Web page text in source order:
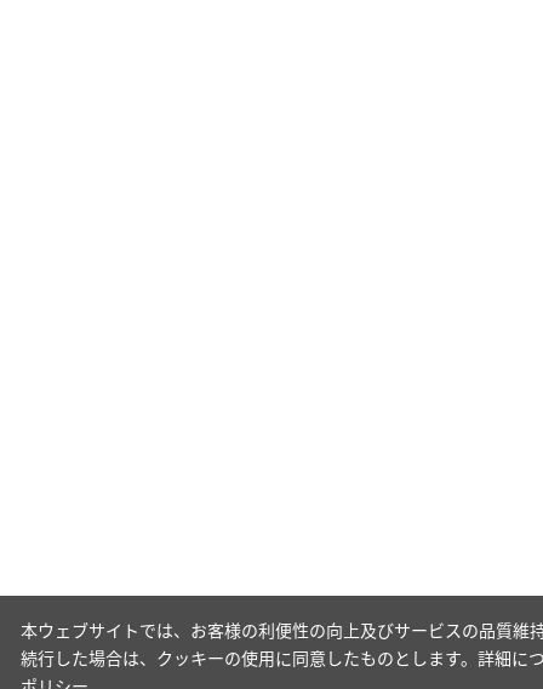
本ウェブサイトでは、お客様の利便性の向上及びサービスの品質
続行した場合は、クッキーの使用に同意したものとします。詳細